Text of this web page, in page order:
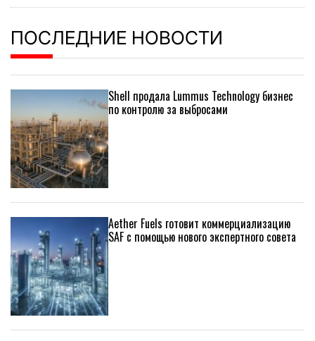
ПОСЛЕДНИЕ НОВОСТИ
Shell продала Lummus Technology бизнес
по контролю за выбросами
Aether Fuels готовит коммерциализацию
SAF с помощью нового экспертного совета